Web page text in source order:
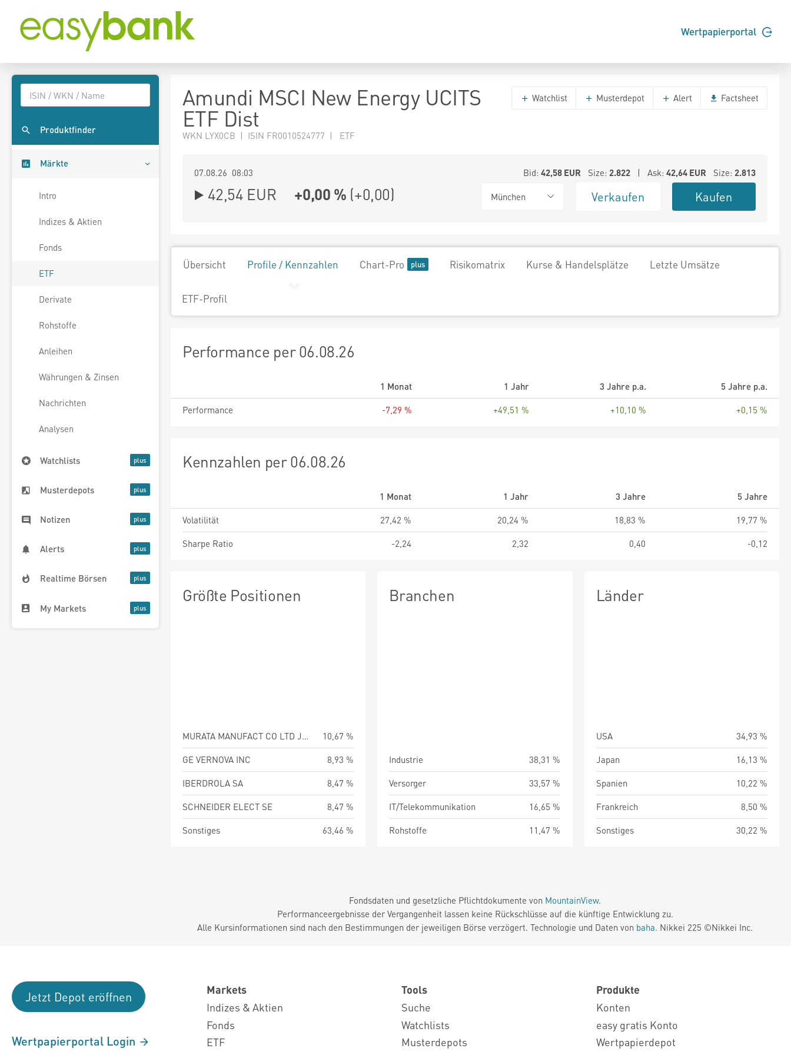
Wertpapierportal
Produktfinder
Märkte
Intro
Indizes & Aktien
Fonds
ETF
Derivate
Rohstoffe
Anleihen
Währungen & Zinsen
Nachrichten
Analysen
Watchlists
Musterdepots
Notizen
Alerts
Realtime Börsen
My Markets
Amundi MSCI New Energy UCITS
ETF Dist
WKN LYX0CB | ISIN FR0010524777 | ETF
Watchlist Musterdepot Alert Factsheet
07.08.26 08:03 Bid: 42,58EUR Size: 2.822| Ask: 42,64EUR Size: 2.813
42,54 EUR +0,00 % (+0,00) München Verkaufen Kaufen
Übersicht Profile / Kennzahlen Chart-Pro Risikomatrix Kurse & Handelsplätze Letzte Umsätze
ETF-Profil
Performance per 06.08.26
1 Monat 1 Jahr 3 Jahre p.a.
5 Jahre p.a.
Performance
-7,29 % +49,51 % +10,10 % +0,15 %
Kennzahlen per 06.08.26
1 Monat 1 Jahr 3 Jahre
5 Jahre
Volatilität
27,42 % 20,24 % 18,83 %
19,77 %
Sharpe Ratio
-2,24 2,32 0,40 -0,12
Größte Positionen
MURATA MANUFACT CO LTD JPY50
10,67 %
GE VERNOVA INC
8,93 %
IBERDROLA SA
8,47 %
SCHNEIDER ELECT SE
8,47 %
Sonstiges
63,46 %
Branchen
Industrie
38,31 %
Versorger
33,57 %
IT/Telekommunikation
16,65 %
Rohstoffe
11,47 %
Länder
USA
34,93 %
Japan
16,13 %
Spanien
10,22 %
Frankreich
8,50 %
Sonstiges
30,22 %
Fondsdaten und gesetzliche Pflichtdokumente von MountainView.
Performanceergebnisse der Vergangenheit lassen keine Rückschlüsse auf die künftige Entwicklung zu.
Alle Kursinformationen sind nach den Bestimmungen der jeweiligen Börse verzögert. Technologie und Daten von baha. Nikkei 225 ©Nikkei Inc.
Jetzt Depot eröffnen
Wertpapierportal Login
Markets
Indizes & Aktien
Fonds
ETF
Tools
Suche
Watchlists
Musterdepots
Produkte
Konten
easy gratis Konto
Wertpapierdepot